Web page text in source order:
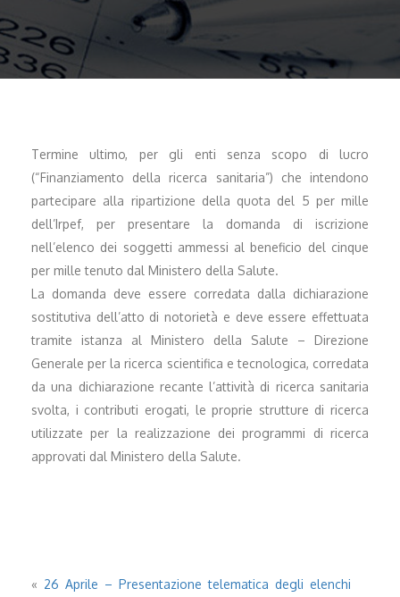
Termine ultimo, per gli enti senza scopo di lucro
(“Finanziamento della ricerca sanitaria”) che intendono
partecipare alla ripartizione della quota del 5 per mille
dell’Irpef, per presentare la domanda di iscrizione
nell’elenco dei soggetti ammessi al beneficio del cinque
per mille tenuto dal Ministero della Salute.
La domanda deve essere corredata dalla dichiarazione
sostitutiva dell’atto di notorietà e deve essere effettuata
tramite istanza al Ministero della Salute – Direzione
Generale per la ricerca scientifica e tecnologica, corredata
da una dichiarazione recante l’attività di ricerca sanitaria
svolta, i contributi erogati, le proprie strutture di ricerca
utilizzate per la realizzazione dei programmi di ricerca
approvati dal Ministero della Salute.
« 26 Aprile – Presentazione telematica degli elenchi